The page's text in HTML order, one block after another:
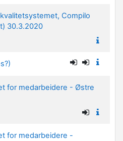
Compilo
30.3.2020
for medarbeidere - Østre
for medarbeidere -